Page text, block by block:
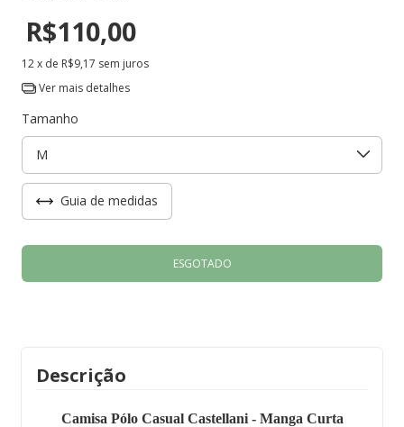
R$110,00
12x de R$9,17 sem juros
Ver mais detalhes
Tamanho
Guia de medidas
Descrição
Camisa Pólo Casual Castellani - Manga Curta